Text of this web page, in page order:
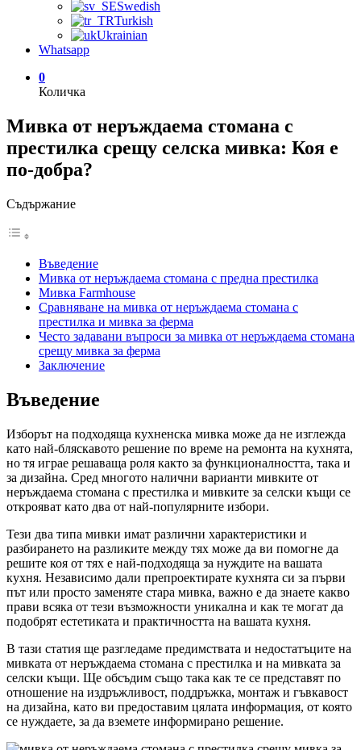
Swedish
Turkish
Ukrainian
Whatsapp
0
Количка
Мивка от неръждаема стомана с
престилка срещу селска мивка: Коя е
по-добра?
Съдържание
Въведение
Мивка от неръждаема стомана с предна престилка
Мивка Farmhouse
Сравняване на мивка от неръждаема стомана с
престилка и мивка за ферма
Често задавани въпроси за мивка от неръждаема стомана
срещу мивка за ферма
Заключение
Въведение
Изборът на подходяща кухненска мивка може да не изглежда
като най-бляскавото решение по време на ремонта на кухнята,
но тя играе решаваща роля както за функционалността, така и
за дизайна. Сред многото налични варианти мивките от
неръждаема стомана с престилка и мивките за селски къщи се
открояват като два от най-популярните избори.
Тези два типа мивки имат различни характеристики и
разбирането на разликите между тях може да ви помогне да
решите коя от тях е най-подходяща за нуждите на вашата
кухня. Независимо дали препроектирате кухнята си за първи
път или просто заменяте стара мивка, важно е да знаете какво
прави всяка от тези възможности уникална и как те могат да
подобрят естетиката и практичността на вашата кухня.
В тази статия ще разгледаме предимствата и недостатъците на
мивката от неръждаема стомана с престилка и на мивката за
селски къщи. Ще обсъдим също така как те се представят по
отношение на издръжливост, поддръжка, монтаж и гъвкавост
на дизайна, като ви предоставим цялата информация, от която
се нуждаете, за да вземете информирано решение.